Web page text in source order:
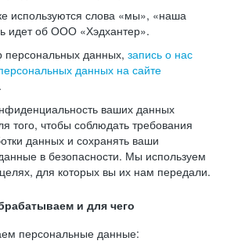
используются слова «мы», «наша
идет об ООО «Хэдхантер».
данных, запись о нас
данных на сайте
.
ваших данных
того, чтобы соблюдать требования
данных и сохранять ваши
в безопасности. Мы используем
целях, для которых вы их нам передали.
и для чего
персональные данные: